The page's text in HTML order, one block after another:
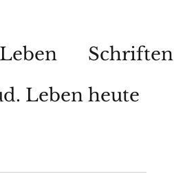
Schriften
Leben heute